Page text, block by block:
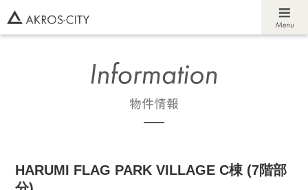
HARUMI FLAG PARK VILLAGE C棟 (7階部